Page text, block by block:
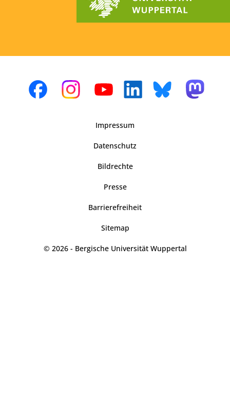
Impressum
Datenschutz
Bildrechte
Presse
Barrierefreiheit
Sitemap
© 2026 - Bergische Universität Wuppertal